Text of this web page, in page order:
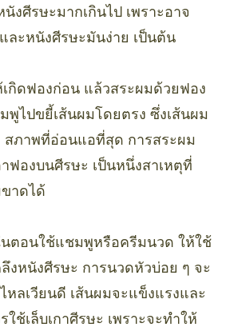
งศีรษะมากเกินไป เพราะอาจ
ะหนังศีรษะมันง่าย เป็นต้น
กิดฟองก่อน แล้วสระผมด้วยฟอง
พูไปขยี้เส้นผมโดยตรง ซึ่งเส้นผม
สภาพที่อ่อนแอที่สุด การสระผม
ฟองบนศีรษะ เป็นหนึ่งสาเหตุที่
าดได้
นตอนใช้แชมพูหรือครีมนวด ให้ใช้
งหนังศีรษะ การนวดหัวบ่อย ๆ จะ
หลเวียนดี เส้นผมจะแข็งแรงและ
ช้เล็บเกาศีรษะ เพราะจะทำให้